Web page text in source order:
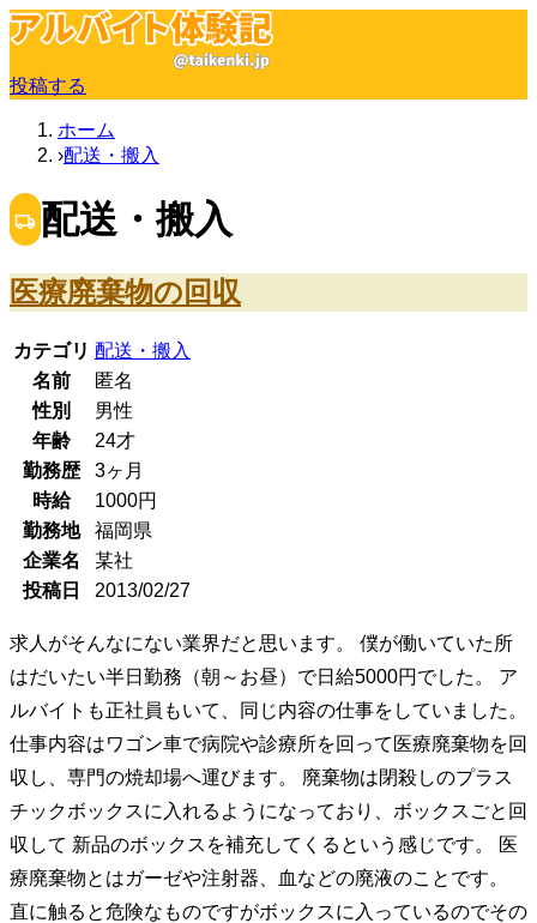
投稿する
ホーム
配送・搬入
配送・搬入
医療廃棄物の回収
カテゴリ 配送・搬入
名前
匿名
性別
男性
年齢
24才
勤務歴
3ヶ月
時給
1000円
勤務地
福岡県
企業名
某社
投稿日
2013/02/27
求人がそんなにない業界だと思います。 僕が働いていた所
はだいたい半日勤務（朝～お昼）で日給5000円でした。 ア
ルバイトも正社員もいて、同じ内容の仕事をしていました。
仕事内容はワゴン車で病院や診療所を回って医療廃棄物を回
収し、専門の焼却場へ運びます。 廃棄物は閉殺しのプラス
チックボックスに入れるようになっており、ボックスごと回
収して 新品のボックスを補充してくるという感じです。 医
療廃棄物とはガーゼや注射器、血などの廃液のことです。
直に触ると危険なものですがボックスに入っているのでその